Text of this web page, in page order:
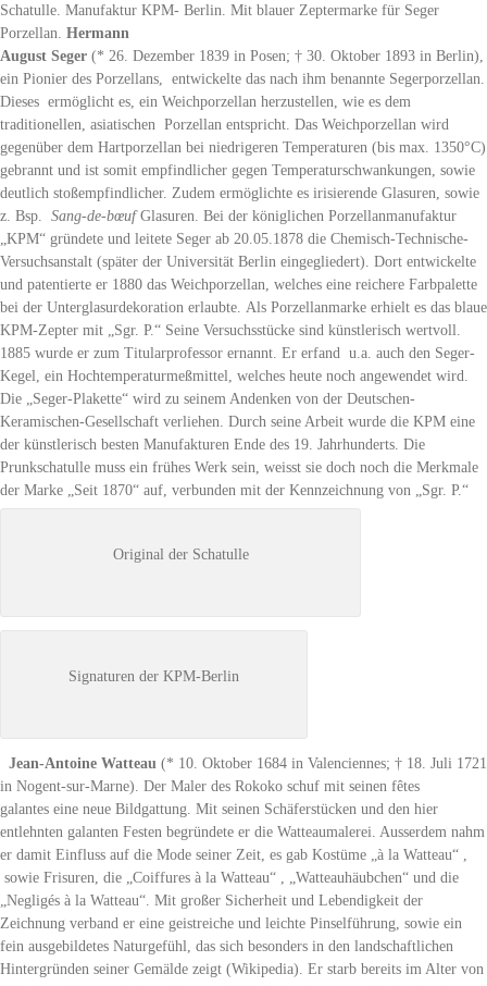
Schatulle. Manufaktur KPM- Berlin. Mit blauer Zeptermarke für Seger
Porzellan. Hermann
August Seger (* 26. Dezember 1839 in Posen; † 30. Oktober 1893 in Berlin),
ein Pionier des Porzellans, entwickelte das nach ihm benannte Segerporzellan.
Dieses ermöglicht es, ein Weichporzellan herzustellen, wie es dem
traditionellen, asiatischen Porzellan entspricht. Das Weichporzellan wird
gegenüber dem Hartporzellan bei niedrigeren Temperaturen (bis max. 1350°C)
gebrannt und ist somit empfindlicher gegen Temperaturschwankungen, sowie
deutlich stoßempfindlicher. Zudem ermöglichte es irisierende Glasuren, sowie
z. Bsp. Sang-de-bœufGlasuren. Bei der königlichen Porzellanmanufaktur
„KPM“ gründete und leitete Seger ab 20.05.1878 die Chemisch-Technische-
Versuchsanstalt (später der Universität Berlin eingegliedert). Dort entwickelte
und patentierte er 1880 das Weichporzellan, welches eine reichere Farbpalette
bei der Unterglasurdekoration erlaubte. Als Porzellanmarke erhielt es das blaue
KPM-Zepter mit „Sgr. P.“ Seine Versuchsstücke sind künstlerisch wertvoll.
1885 wurde er zum Titularprofessor ernannt. Er erfand u.a. auch den Seger-
Kegel, ein Hochtemperaturmeßmittel, welches heute noch angewendet wird.
Die „Seger-Plakette“ wird zu seinem Andenken von der Deutschen-
Keramischen-Gesellschaft verliehen. Durch seine Arbeit wurde die KPM eine
der künstlerisch besten Manufakturen Ende des 19. Jahrhunderts. Die
Prunkschatulle muss ein frühes Werk sein, weisst sie doch noch die Merkmale
der Marke „Seit 1870“ auf, verbunden mit der Kennzeichnung von „Sgr. P.“
Original der Schatulle
Signaturen der KPM-Berlin
Jean-Antoine Watteau (* 10. Oktober 1684 in Valenciennes; † 18. Juli 1721
in Nogent-sur-Marne). Der Maler des Rokoko schuf mit seinen fêtes
galantes eine neue Bildgattung. Mit seinen Schäferstücken und den hier
entlehnten galanten Festen begründete er die Watteaumalerei. Ausserdem nahm
er damit Einfluss auf die Mode seiner Zeit, es gab Kostüme „à la Watteau“ ,
sowie Frisuren, die „Coiffures à la Watteau“ , „Watteauhäubchen“ und die
„Negligés à la Watteau“. Mit großer Sicherheit und Lebendigkeit der
Zeichnung verband er eine geistreiche und leichte Pinselführung, sowie ein
fein ausgebildetes Naturgefühl, das sich besonders in den landschaftlichen
Hintergründen seiner Gemälde zeigt (Wikipedia). Er starb bereits im Alter von